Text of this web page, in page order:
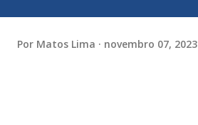
Por Matos Lima novembro 07, 2023